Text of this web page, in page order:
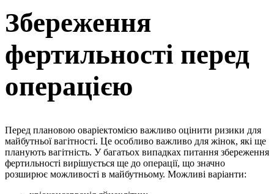
Збереження
фертильності перед
операцією
Перед плановою оваріектомією важливо оцінити ризики для
майбутньої вагітності. Це особливо важливо для жінок, які ще
планують вагітність. У багатьох випадках питання збереження
фертильності вирішується ще до операції, що значно
розширює можливості в майбутньому. Можливі варіанти: